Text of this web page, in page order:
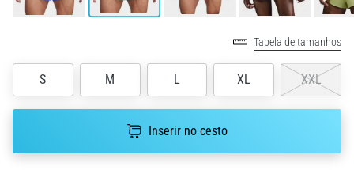
avalia
velocidade,
a
Tabela de tamanhos
S M L XL XXL
Inserir no cesto